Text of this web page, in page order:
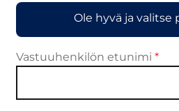
Ole hyvä ja valitse
Vastuuhenkilön etunimi *